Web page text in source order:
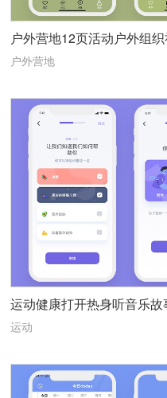
户外营地12页活动户外组
户外营地
运动健康打开热身听音乐
运动